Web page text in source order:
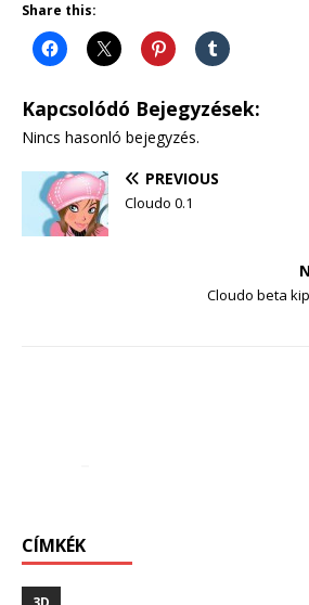
Share this:
Kapcsolódó Bejegyzések:
Nincs hasonló bejegyzés.
PREVIOUS
Cloudo 0.1
Cloudo beta
CÍMKÉK